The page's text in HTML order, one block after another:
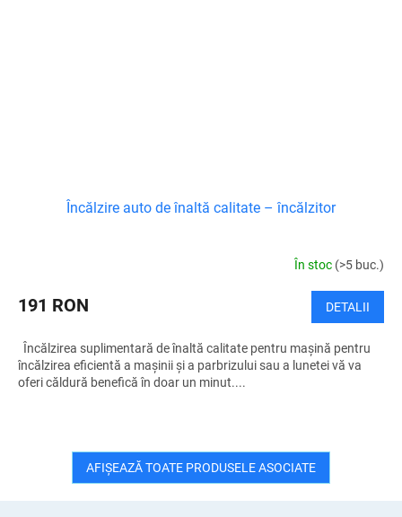
Încălzire auto de înaltă calitate – încălzitor
În stoc (>5 buc.)
191 RON DETALII
Încălzirea suplimentară de înaltă calitate pentru mașină pentru
încălzirea eficientă a mașinii și a parbrizului sau a lunetei vă va
oferi căldură benefică în doar un minut....
AFIŞEAZĂ TOATE PRODUSELE ASOCIATE